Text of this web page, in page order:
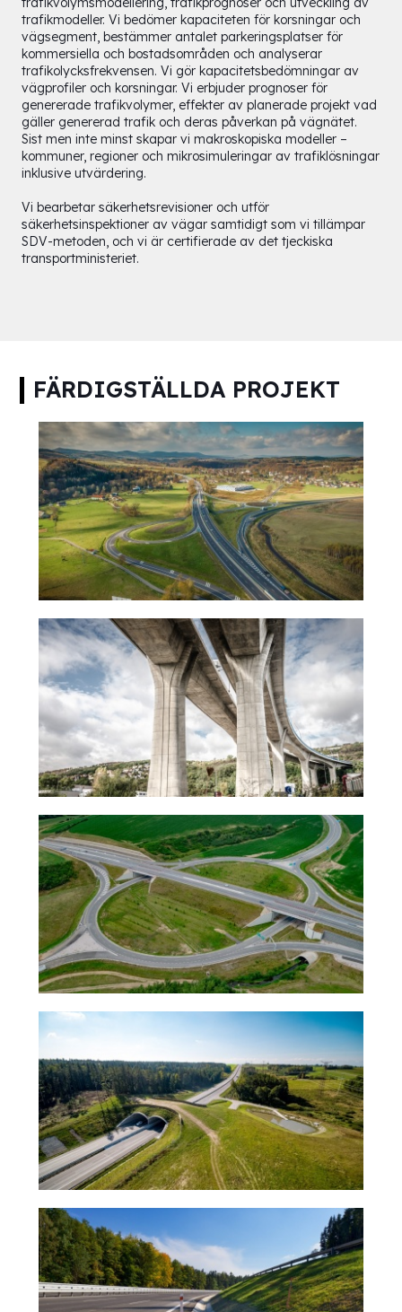
trafikmodeller. Vi bedömer kapaciteten för korsningar och
vägsegment, bestämmer antalet parkeringsplatser för
kommersiella och bostadsområden och analyserar
trafikolycksfrekvensen. Vi gör kapacitetsbedömningar av
vägprofiler och korsningar. Vi erbjuder prognoser för
genererade trafikvolymer, effekter av planerade projekt vad
gäller genererad trafik och deras påverkan på vägnätet.
Sist men inte minst skapar vi makroskopiska modeller –
kommuner, regioner och mikrosimuleringar av trafiklösningar
inklusive utvärdering.
Vi bearbetar säkerhetsrevisioner och utför
säkerhetsinspektioner av vägar samtidigt som vi tillämpar
SDV-metoden, och vi är certifierade av det tjeckiska
transportministeriet.
FÄRDIGSTÄLLDA PROJEKT